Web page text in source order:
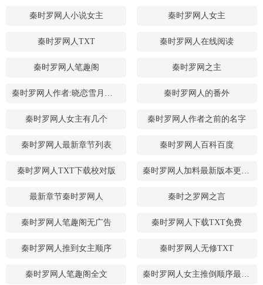
秦时罗网人小说女主 秦时罗网人女主
秦时罗网人TXT 秦时罗网人在线阅读
秦时罗网人笔趣阁 秦时罗网之主
秦时罗网人作者:晓恋雪月级别: lv.4 秦时罗网人的番外
秦时罗网人女主有几个 秦时罗网人作者之前的名字
秦时罗网人最新章节列表 秦时罗网人百科百度
秦时罗网人TXT下载校对版 秦时罗网人加料最新版本更新内容
最新章节秦时罗网人 秦时之罗网之言
秦时罗网人笔趣阁无广告 秦时罗网人下载TXT免费
秦时罗网人推到女主顺序 秦时罗网人无修TXT
秦时罗网人笔趣阁全文 秦时罗网人女主推倒顺序最新章节